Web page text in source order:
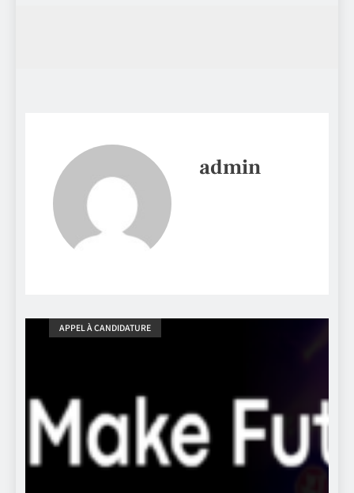
admin
APPEL À CANDIDATURE